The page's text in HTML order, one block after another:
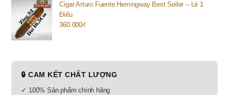
Cigar Arturo Fuente Hemingway Best Seller – Lẻ 1
Điếu
360.000₫
🔒 CAM KẾT CHẤT LƯỢNG
✓ 100% Sản phẩm chính hãng